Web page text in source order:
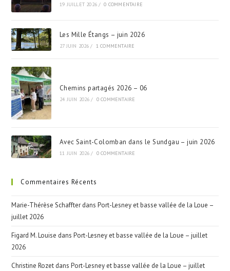
19 JUILLET 2026 / 0 COMMENTAIRE
Les Mille Étangs – juin 2026
27 JUIN 2026 / 1 COMMENTAIRE
Chemins partagés 2026 – 06
24 JUIN 2026 / 0 COMMENTAIRE
Avec Saint-Colomban dans le Sundgau – juin 2026
11 JUIN 2026 / 0 COMMENTAIRE
Commentaires Récents
Marie-Thérèse Schaffter dansPort-Lesney et basse vallée de la Loue –
juillet 2026
Figard M. Louise dansPort-Lesney et basse vallée de la Loue – juillet
2026
Christine Rozet dansPort-Lesney et basse vallée de la Loue – juillet